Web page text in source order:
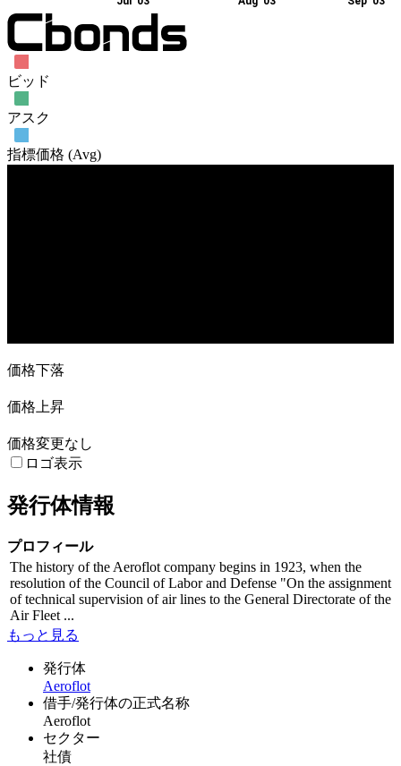
ビッド
アスク
指標価格 (Avg)
価格下落
価格上昇
価格変更なし
ロゴ表示
発行体情報
プロフィール
The history of the Aeroflot company begins in 1923, when the
resolution of the Council of Labor and Defense "On the assignment
of technical supervision of air lines to the General Directorate of the
Air Fleet ...
もっと見る
発行体
Aeroflot
借手/発行体の正式名称
Aeroflot
セクター
社債